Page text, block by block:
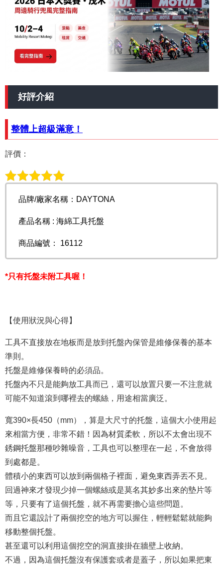
好評介紹
整體上超級滿意！
評價：
品牌/廠家名稱：DAYTONA
產品名稱 : 海綿工具托盤
商品編號： 16112
*只有托盤未附工具喔！
【使用狀況與心得】
工具不直接放在地板而是放到托盤內保管是維修保養的基本
準則。
托盤是維修保養時的必須品。
托盤內不只是能夠放工具而已，還可以放置只要一不注意就
可能不知道滾到哪裡去的螺絲，用途相當廣泛。
寬390×長450（mm），算是大尺寸的托盤，這個大小使用起
來相當方便，非常不錯！因為材質柔軟，所以不太會出現不
銹鋼托盤那種吵雜噪音，工具也可以整理在一起，不會放得
到處都是。
體積小的東西可以放到兩個格子裡面，避免東西弄丟不見。
回過神來才發現少掉一個螺絲或是莫名其妙多出來的墊片等
等，只要有了這個托盤，就不再需要擔心這些問題。
而且它還設計了兩個挖空的地方可以握住，輕輕鬆鬆就能夠
移動整個托盤。
甚至還可以利用這個挖空的洞直接掛在牆壁上收納。
不過，因為這個托盤沒有保護套或者是蓋子，所以如果把東